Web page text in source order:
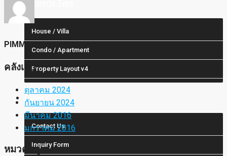
Property Type
House / Villa
Condo / Apartment
Property Layout v4
Others
Contact Us
Inquiry Form
PIMM
คลังเก็บ
ตุลาคม 2024
กันยายน 2024
มีนาคม 2016
มกราคม 2016
หมวดหมู่